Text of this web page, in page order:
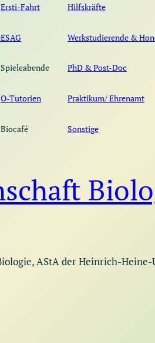
Ersti-Fahrt
ESAG
Spieleabende
O-Tutorien
Biocafé
Hilfskräfte
Werkstudierende &
PhD & Post-Doc
Praktikum/ Ehrenamt
Sonstige
AStA der Heinrich-